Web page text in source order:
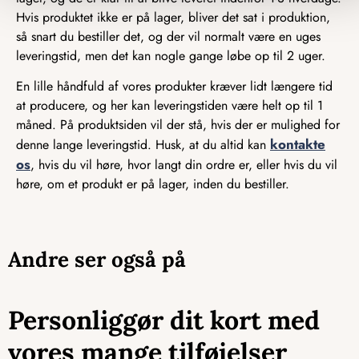
Hvis produktet ikke er på lager, bliver det sat i produktion,
så snart du bestiller det, og der vil normalt være en uges
leveringstid, men det kan nogle gange løbe op til 2 uger.
En lille håndfuld af vores produkter kræver lidt længere tid
at producere, og her kan leveringstiden være helt op til 1
måned. På produktsiden vil der stå, hvis der er mulighed for
denne lange leveringstid. Husk, at du altid kan kontakte
os, hvis du vil høre, hvor langt din ordre er, eller hvis du vil
høre, om et produkt er på lager, inden du bestiller.
Andre ser også på
Personliggør dit kort med
vores mange tilføjelser